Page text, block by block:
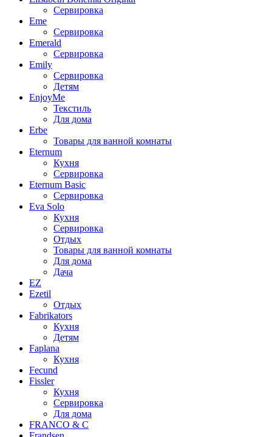
Сервировка
Eme
Сервировка
Emerald
Сервировка
Emily
Сервировка
Детям
EnjoyMe
Текстиль
Для дома
Erbe
Товары для ванной комнаты
Eternum
Кухня
Сервировка
Eternum Basic
Сервировка
Eva Solo
Кухня
Сервировка
Отдых
Товары для ванной комнаты
Для дома
Дача
EZ
Ezetil
Отдых
Fabrikators
Кухня
Детям
Faplana
Кухня
Fecund
Fissler
Кухня
Сервировка
Для дома
FRANCO & C